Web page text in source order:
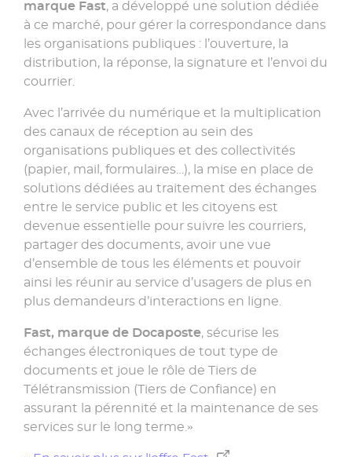
marque Fast, a développé une solution dédiée
à ce marché, pour gérer la correspondance dans
les organisations publiques : l’ouverture, la
distribution, la réponse, la signature et l’envoi du
courrier.
Avec l’arrivée du numérique et la multiplication
des canaux de réception au sein des
organisations publiques et des collectivités
(papier, mail, formulaires…), la mise en place de
solutions dédiées au traitement des échanges
entre le service public et les citoyens est
devenue essentielle pour suivre les courriers,
partager des documents, avoir une vue
d’ensemble de tous les éléments et pouvoir
ainsi les réunir au service d’usagers de plus en
plus demandeurs d’interactions en ligne.
Fast, marque de Docaposte, sécurise les
échanges électroniques de tout type de
documents et joue le rôle de Tiers de
Télétransmission (Tiers de Confiance) en
assurant la pérennité et la maintenance de ses
services sur le long terme.»